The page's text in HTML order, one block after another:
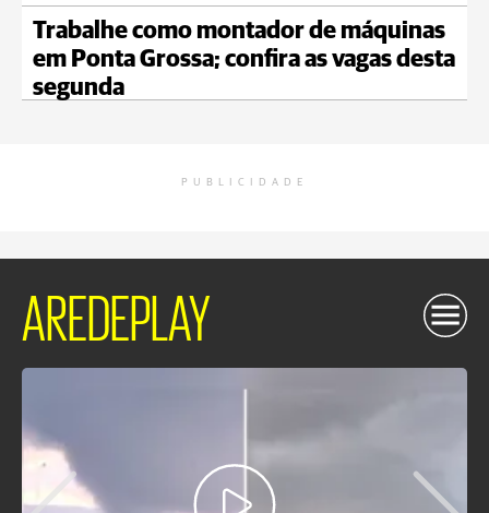
Trabalhe como montador de máquinas
em Ponta Grossa; confira as vagas desta
segunda
PUBLICIDADE
AREDEPLAY